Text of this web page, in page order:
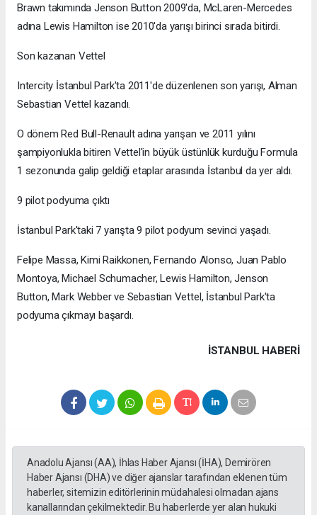
Brawn takımında Jenson Button 2009'da, McLaren-Mercedes
adına Lewis Hamilton ise 2010'da yarışı birinci sırada bitirdi.
Son kazanan Vettel
Intercity İstanbul Park'ta 2011'de düzenlenen son yarışı, Alman
Sebastian Vettel kazandı.
O dönem Red Bull-Renault adına yarışan ve 2011 yılını
şampiyonlukla bitiren Vettel'in büyük üstünlük kurduğu Formula
1 sezonunda galip geldiği etaplar arasında İstanbul da yer aldı.
9 pilot podyuma çıktı
İstanbul Park'taki 7 yarışta 9 pilot podyum sevinci yaşadı.
Felipe Massa, Kimi Raikkonen, Fernando Alonso, Juan Pablo
Montoya, Michael Schumacher, Lewis Hamilton, Jenson
Button, Mark Webber ve Sebastian Vettel, İstanbul Park'ta
podyuma çıkmayı başardı.
İSTANBUL HABERİ
Anadolu Ajansı (AA), İhlas Haber Ajansı (İHA), Demirören
Haber Ajansı (DHA) ve diğer ajanslar tarafından eklenen tüm
haberler, sitemizin editörlerinin müdahalesi olmadan ajans
kanallarından çekilmektedir. Bu haberlerde yer alan hukuki